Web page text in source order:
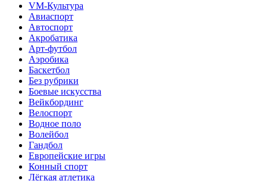
VM-Культура
Авиаспорт
Автоспорт
Акробатика
Арт-футбол
Аэробика
Баскетбол
Без рубрики
Боевые искусства
Вейкбординг
Велоспорт
Водное поло
Волейбол
Гандбол
Европейские игры
Конный спорт
Лёгкая атлетика